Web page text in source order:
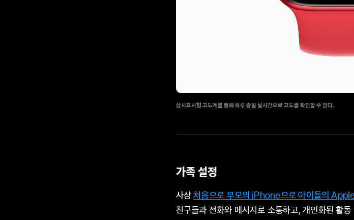
상시표시형 고도계를 통해 하루 종일 실시간으로 고도를 확인할 수 있다.
가족 설정
사상처음으로 부모의 iPhone으로 아이들의
친구들과 전화와 메시지로 소통하고, 개인화된 활